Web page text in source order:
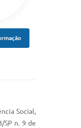
Social,
SP n. 9 de